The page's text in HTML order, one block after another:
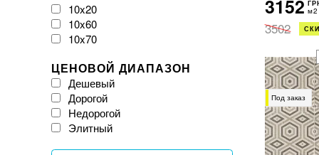
3152 м2
3502
Под заказ
10x20
10x60
10x70
120x120
120x20
120x240
120x260
120x270
ЦЕНОВОЙ ДИАПАЗОН
Дешевый
Дорогой
Недорогой
Элитный